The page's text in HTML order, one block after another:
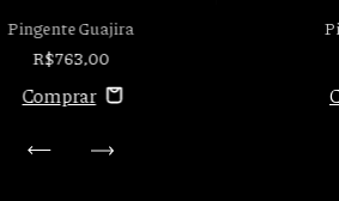
Pingente Guajira
R$763,00